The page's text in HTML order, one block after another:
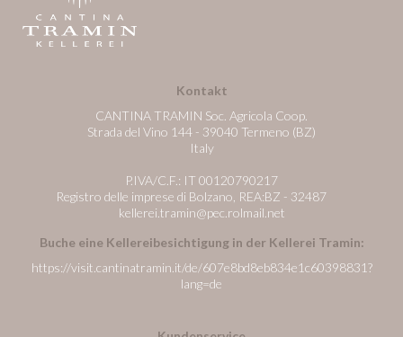
Kontakt
CANTINA TRAMIN Soc. Agricola Coop.
Strada del Vino 144 - 39040 Termeno (BZ)
Italy
P.IVA/C.F.: IT 00120790217
Registro delle imprese di Bolzano, REA:BZ - 32487
kellerei.tramin@pec.rolmail.net
Buche eine Kellereibesichtigung in der Kellerei Tramin:
https://visit.cantinatramin.it/de/607e8bd8eb834e1c60398831?
lang=de